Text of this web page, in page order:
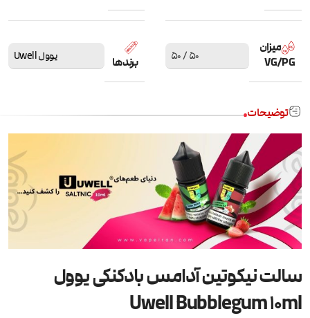
میزان
VG/PG
50 / 50 برندها یوول Uwell
توضیحات
سالت نیکوتین آدامس بادکنکی یوول
Uwell Bubblegum 10ml